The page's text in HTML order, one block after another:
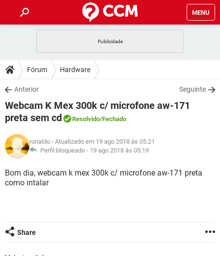
MENU
CELULAR
OUTLOOK
INSTAGRAM GMAIL
GUIA DE COMPRAS
DICAS
JOGOS
OUTLOOK
GUIA DE COMPRAS
DOWNLOADS
JOGOS WHATSAPP
CELULAR FACEBOOK
OUTLOOK EXCEL
INSTAGRAM
GUIA DE COMPRAS
FÓRUM
CELULAR FACEBOOK
INSTAGRAM
GLOSSÁRIO
JOGOS
CELULAR FACEBOOK
Fórum Hardware
Anterior Seguinte
Webcam K Mex 300k c/ microfone aw-171
preta sem cd
Resolvido/Fechado
ronaldo - Atualizado em 19 ago 2018 às 05:21
Perfil bloqueado - 19 ago 2018 às 05:19
Bom dia, webcam k mex 300k c/ microfone aw-171 preta
como intalar
Share